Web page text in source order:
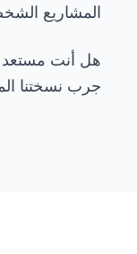
المشاريع
جرب نسختنا